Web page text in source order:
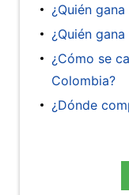
¿Quién
¿Quién
¿Cómo se
Colombia?
¿Dónde